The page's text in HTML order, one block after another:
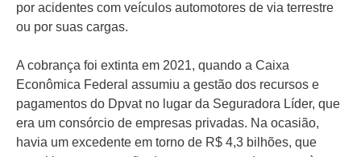
por acidentes com veículos automotores de via terrestre
ou por suas cargas.
A cobrança foi extinta em 2021, quando a Caixa
Econômica Federal assumiu a gestão dos recursos e
pagamentos do Dpvat no lugar da Seguradora Líder, que
era um consórcio de empresas privadas. Na ocasião,
havia um excedente em torno de R$ 4,3 bilhões, que